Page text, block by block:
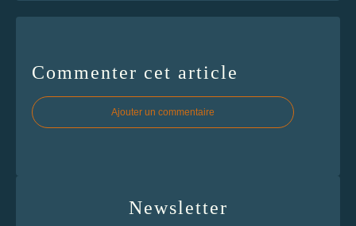
Commenter cet article
Ajouter un commentaire
Newsletter